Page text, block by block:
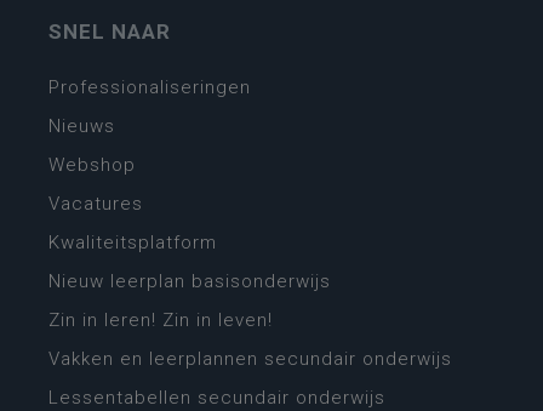
SNEL NAAR
Professionaliseringen
Nieuws
Webshop
Vacatures
Kwaliteitsplatform
Nieuw leerplan basisonderwijs
Zin in leren! Zin in leven!
Vakken en leerplannen secundair onderwijs
Lessentabellen secundair onderwijs